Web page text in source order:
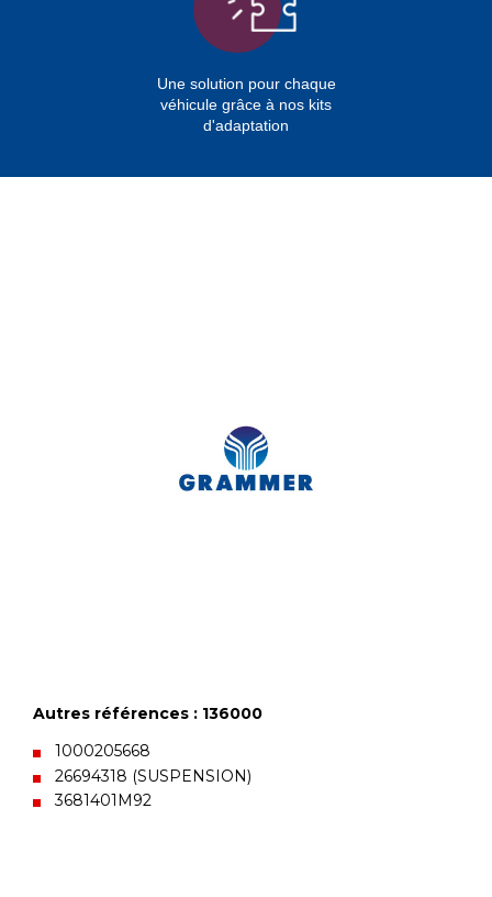
Une solution pour chaque
véhicule grâce à nos kits
d'adaptation
Autres références : 136000
1000205668
26694318 (SUSPENSION)
3681401M92